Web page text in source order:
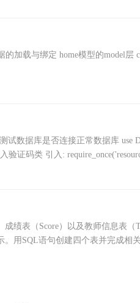
的加载与绑定 home模型的model层
试数据库是否连接正常数据库 use
证码类 引入:
绩表（Score）以及教师信息表（
用SQL语句创建四个表并完成相